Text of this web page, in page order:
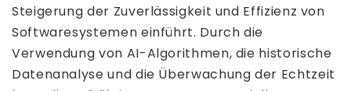
Steigerung der Zuverlässigkeit und Effizienz von
Softwaresystemen einführt. Durch die
Verwendung von AI-Algorithmen, die historische
Datenanalyse und die Überwachung der Echtzeit